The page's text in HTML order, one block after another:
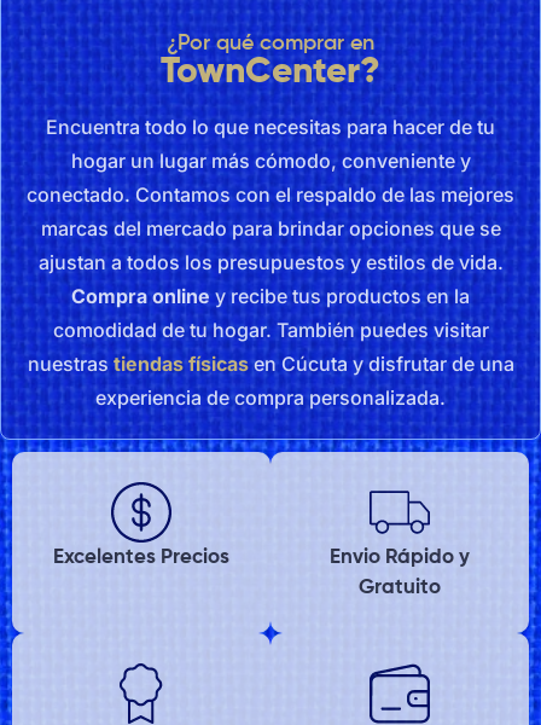
¿Por qué comprar en
TownCenter?
Encuentra todo lo que necesitas para hacer de tu
hogar un lugar más cómodo, conveniente y
conectado. Contamos con el respaldo de las mejores
marcas del mercado para brindar opciones que se
ajustan a todos los presupuestos y estilos de vida.
Compra online y recibe tus productos en la
comodidad de tu hogar. También puedes visitar
nuestras tiendas físicas en Cúcuta y disfrutar de una
experiencia de compra personalizada.
Excelentes Precios
Envio Rápido y
Gratuito